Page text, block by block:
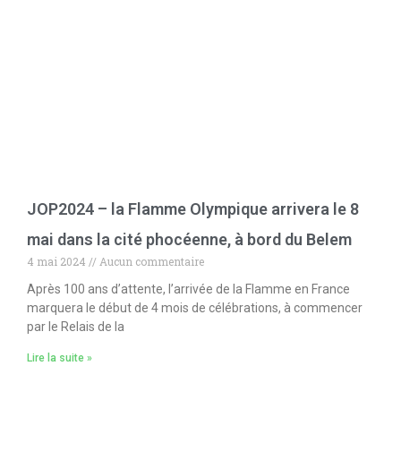
JOP2024 – la Flamme Olympique arrivera le 8
mai dans la cité phocéenne, à bord du Belem
4 mai 2024
Aucun commentaire
Après 100 ans d’attente, l’arrivée de la Flamme en France
marquera le début de 4 mois de célébrations, à commencer
par le Relais de la
Lire la suite »